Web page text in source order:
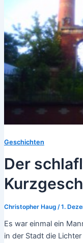
Geschichten
Der
Christopher Haug /1.
Es war einmal ein
in der Stadt die